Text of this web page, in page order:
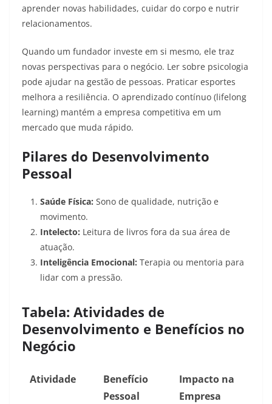
aprender novas habilidades, cuidar do corpo e nutrir
relacionamentos.
Quando um fundador investe em si mesmo, ele traz
novas perspectivas para o negócio. Ler sobre psicologia
pode ajudar na gestão de pessoas. Praticar esportes
melhora a resiliência. O aprendizado contínuo (lifelong
learning) mantém a empresa competitiva em um
mercado que muda rápido.
Pilares do Desenvolvimento
Pessoal
Saúde Física: Sono de qualidade, nutrição e
movimento.
Intelecto: Leitura de livros fora da sua área de
atuação.
Inteligência Emocional: Terapia ou mentoria para
lidar com a pressão.
Tabela: Atividades de
Desenvolvimento e Benefícios no
Negócio
Atividade
Benefício
Pessoal
Impacto na
Empresa